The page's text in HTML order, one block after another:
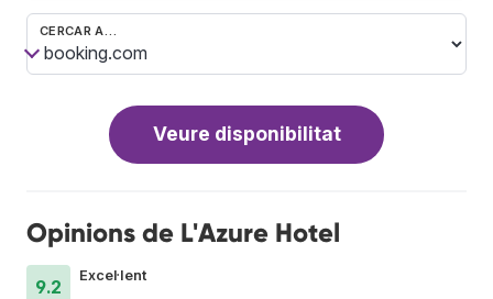
CERCAR A…
Veure disponibilitat
Opinions de L'Azure Hotel
9.2
Excel·lent